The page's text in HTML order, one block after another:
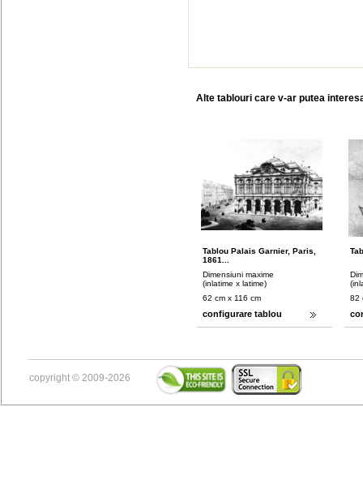
Alte tablouri care v-ar putea
Tablou Palais Garnier, Paris,
1861...
Dimensiuni maxime
(inlatime x latime)
62 cm x 116 cm
configurare tablou
82
copyright © 2009-2026